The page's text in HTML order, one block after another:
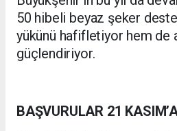
50 hibeli beyaz şeker
yükünü hafifletiyor hem de
güçlendiriyor.
BAŞVURULAR 21